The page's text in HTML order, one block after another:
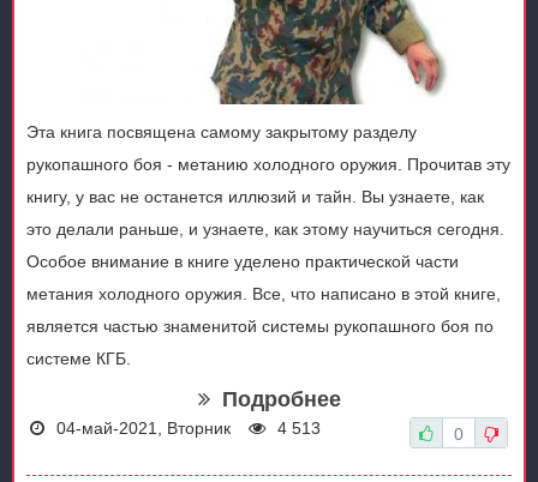
Эта книга посвящена самому закрытому разделу
рукопашного боя - метанию холодного оружия. Прочитав эту
книгу, у вас не останется иллюзий и тайн. Вы узнаете, как
это делали раньше, и узнаете, как этому научиться сегодня.
Особое внимание в книге уделено практической части
метания холодного оружия. Все, что написано в этой книге,
является частью знаменитой системы рукопашного боя по
системе КГБ.
Подробнее
04-май-2021, Вторник 4 513 0